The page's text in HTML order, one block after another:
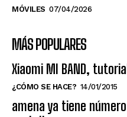
MÓVILES 07/04/2026
MÁS POPULARES
Xiaomi MI BAND,
¿CÓMO SE HACE? 14/01/2015
amena ya tiene